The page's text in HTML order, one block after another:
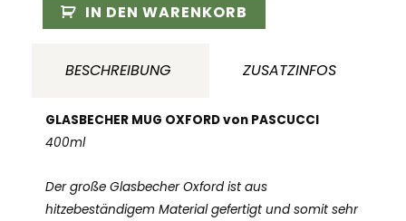
Oxford
400ml
IN DEN WARENKORB
BESCHREIBUNG ZUSATZINFOS
GLASBECHER MUG OXFORD von PASCUCCI
400ml
Der große Glasbecher Oxford ist aus
hitzebeständigem Material gefertigt und somit sehr